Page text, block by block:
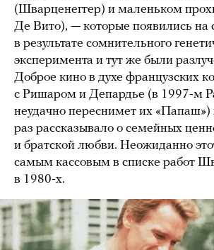
(Шварценеггер) и маленьком
Де Вито), — которые появились на
в результате сомнительного
эксперимента и тут же были
Доброе кино в духе французских
с Ришаром и Депардье (в 1997-м
неудачно переснимет их «Папаш»)
раз рассказывало о семейных
и братской любви. Неожиданно
самым кассовым в списке работ
в 1980-х.